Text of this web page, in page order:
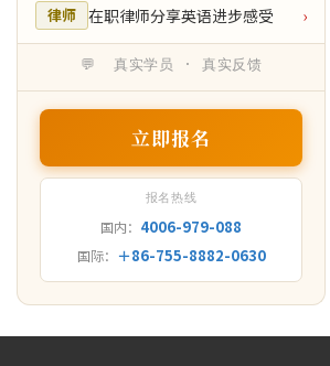
律师 在职律师分享英语进步感受 ›
💬 真实学员 · 真实反馈
立即报名
报名热线
国内： 4006-979-088
国际： ＋86-755-8882-0630